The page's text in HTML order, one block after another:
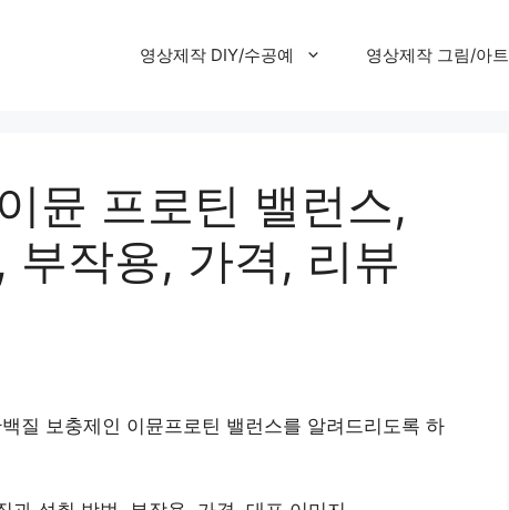
영상제작 DIY/수공예 영상제작 그림/아트
뮨 프로틴 밸런스,
부작용, 가격, 리뷰
질 보충제인 이뮨프로틴 밸런스를 알려드리도록 하